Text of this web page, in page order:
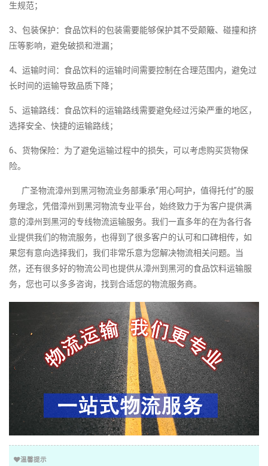
生规范；
3、包装保护：食品饮料的包装需要能够保护其不受颠簸、碰撞和挤
压等影响，避免破损和泄漏；
4、运输时间：食品饮料的运输时间需要控制在合理范围内，避免过
长时间的运输导致品质下降；
5、运输路线：食品饮料的运输路线需要避免经过污染严重的地区，
选择安全、快捷的运输路线；
6、货物保险：为了避免运输过程中的损失，可以考虑购买货物保
险。
广圣物流漳州到黑河物流业务部秉承“用心呵护，值得托付”的服
务理念，凭借漳州到黑河物流专业平台，始终致力于为客户提供满
意的漳州到黑河的专线物流运输服务。我们一直多年的在为各行各
业提供我们的物流服务，也得到了很多客户的认可和口碑相传，如
果您有意向选择我们，我们非常乐意为您解决物流相关问题。当
然，还有很多好的物流公司也提供从漳州到黑河的食品饮料运输服
务，您也可以多多咨询，找到合适您的物流服务商。
温馨提示